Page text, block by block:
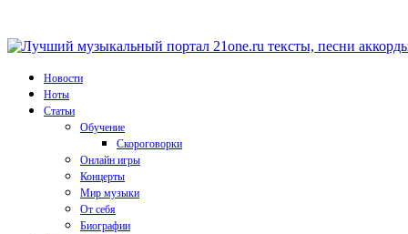
Новости
Ноты
Статьи
Обучение
Скороговорки
Онлайн игры
Концерты
Мир музыки
От себя
Биографии